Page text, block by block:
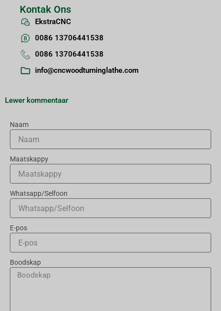
Kontak Ons
EkstraCNC
0086 13706441538
0086 13706441538
info@cncwoodturninglathe.com
Lewer kommentaar
Naam
Maatskappy
Whatsapp/Selfoon
E-pos
Boodskap